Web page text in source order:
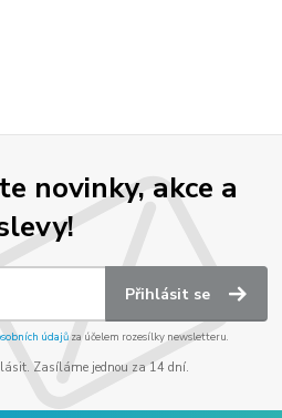
novinky, akce a
Přihlásit se
údajůza účelem rozesílky newsletteru.
Zasíláme jednou za 14 dní.